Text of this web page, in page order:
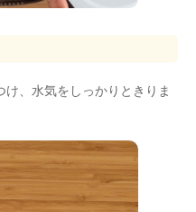
、水気をしっかりときりま